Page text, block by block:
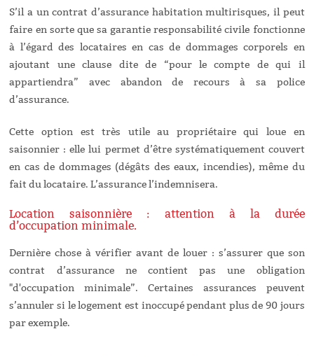
S’il a un contrat d’assurance habitation multirisques, il peut
faire en sorte que sa garantie responsabilité civile fonctionne
à l’égard des locataires en cas de dommages corporels en
ajoutant une clause dite de “pour le compte de qui il
appartiendra” avec abandon de recours à sa police
d’assurance.
Cette option est très utile au propriétaire qui loue en
saisonnier : elle lui permet d’être systématiquement couvert
en cas de dommages (dégâts des eaux, incendies), même du
fait du locataire. L’assurance l’indemnisera.
Location saisonnière : attention à la durée
d’occupation minimale.
Dernière chose à vérifier avant de louer : s’assurer que son
contrat d’assurance ne contient pas une obligation
"d'occupation minimale”. Certaines assurances peuvent
s’annuler si le logement est inoccupé pendant plus de 90 jours
par exemple.